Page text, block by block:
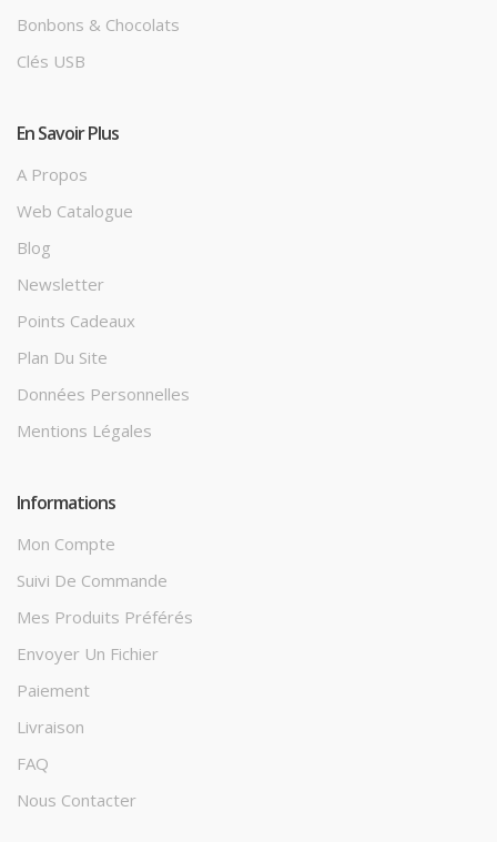
Bonbons & Chocolats
Clés USB
En Savoir Plus
A Propos
Web Catalogue
Blog
Newsletter
Points Cadeaux
Plan Du Site
Données Personnelles
Mentions Légales
Informations
Mon Compte
Suivi De Commande
Mes Produits Préférés
Envoyer Un Fichier
Paiement
Livraison
FAQ
Nous Contacter